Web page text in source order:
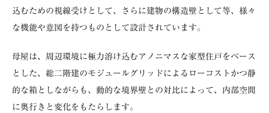
込むための視線受けとして、さらに建物の構造壁として等、様々
な機能や意図を持つものとして設計されています。
母屋は、周辺環境に極力溶け込むアノニマスな家型住戸をベース
とした、総二階建のモジュールグリッドによるローコストかつ静
的な箱としながらも、動的な境界壁との対比によって、内部空間
に奥行きと変化をもたらします。